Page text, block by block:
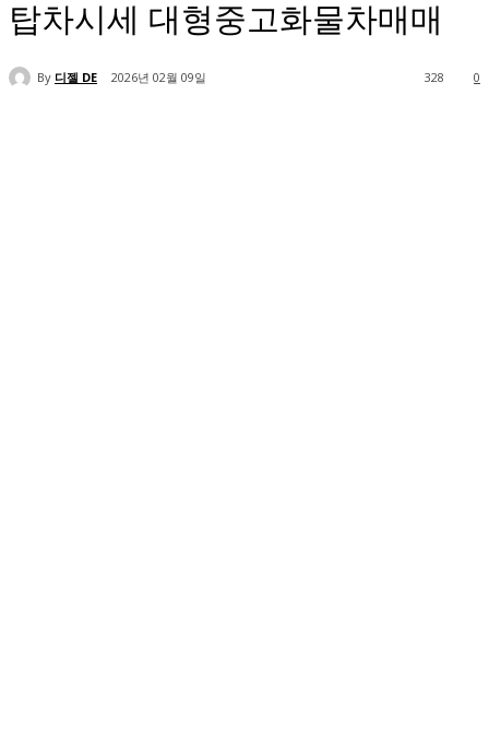
탑차시세 대형중고화물차매매
By 디젤 DE 2026년 02월 09일 0
328